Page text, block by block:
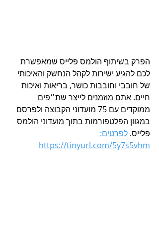
הפרק בשיתוף הולמס פלייס שמאפשרת
לכם להגיע ישירות לקהל הנחשק והאיכותי
של חובבי וחובבות כושר, בריאות ואיכות
חיים. אתם מוזמנים לייצר שת״פים
ממוקדים עם 75 מועדוני הקבוצה ולפרסם
במגוון הפלטפורמות בתוך מועדוני הולמס
פלייס. לפרטים:
https://tinyurl.com/5y7s5vhm